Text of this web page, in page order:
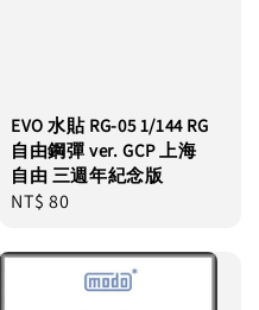
EVO 水貼 RG-05 1/144 RG
自由鋼彈 ver. GCP 上海
自由 三週年紀念版
Regular
NT$ 80